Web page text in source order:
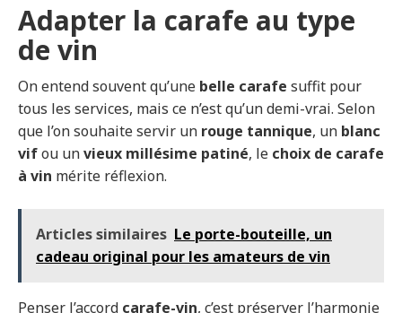
Adapter la carafe au type
de vin
On entend souvent qu’une belle carafe suffit pour
tous les services, mais ce n’est qu’un demi-vrai. Selon
que l’on souhaite servir un rouge tannique, un blanc
vifou unvieux millésime patiné, le choix de carafe
à vin mérite réflexion.
Articles similaires Le porte-bouteille, un
cadeau original pour les amateurs de vin
Penser l’accord carafe-vin, c’est préserver l’harmonie